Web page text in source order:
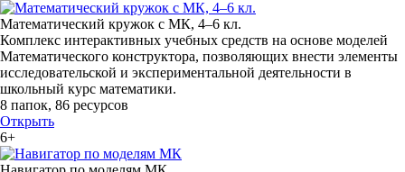
Математический кружок с МК, 4–6 кл.
Комплекс интерактивных учебных средств на основе моделей
Математического конструктора, позволяющих внести элементы
исследовательской и экспериментальной деятельности в
школьный курс математики.
8 папок, 86 ресурсов
Открыть
6+